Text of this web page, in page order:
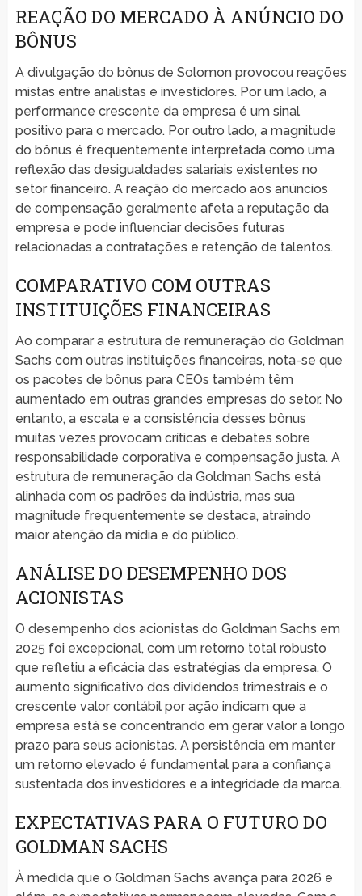
REAÇÃO DO MERCADO À ANÚNCIO DO
BÔNUS
A divulgação do bônus de Solomon provocou reações
mistas entre analistas e investidores. Por um lado, a
performance crescente da empresa é um sinal
positivo para o mercado. Por outro lado, a magnitude
do bônus é frequentemente interpretada como uma
reflexão das desigualdades salariais existentes no
setor financeiro. A reação do mercado aos anúncios
de compensação geralmente afeta a reputação da
empresa e pode influenciar decisões futuras
relacionadas a contratações e retenção de talentos.
COMPARATIVO COM OUTRAS
INSTITUIÇÕES FINANCEIRAS
Ao comparar a estrutura de remuneração do Goldman
Sachs com outras instituições financeiras, nota-se que
os pacotes de bônus para CEOs também têm
aumentado em outras grandes empresas do setor. No
entanto, a escala e a consistência desses bônus
muitas vezes provocam críticas e debates sobre
responsabilidade corporativa e compensação justa. A
estrutura de remuneração da Goldman Sachs está
alinhada com os padrões da indústria, mas sua
magnitude frequentemente se destaca, atraindo
maior atenção da mídia e do público.
ANÁLISE DO DESEMPENHO DOS
ACIONISTAS
O desempenho dos acionistas do Goldman Sachs em
2025 foi excepcional, com um retorno total robusto
que refletiu a eficácia das estratégias da empresa. O
aumento significativo dos dividendos trimestrais e o
crescente valor contábil por ação indicam que a
empresa está se concentrando em gerar valor a longo
prazo para seus acionistas. A persistência em manter
um retorno elevado é fundamental para a confiança
sustentada dos investidores e a integridade da marca.
EXPECTATIVAS PARA O FUTURO DO
GOLDMAN SACHS
À medida que o Goldman Sachs avança para 2026 e